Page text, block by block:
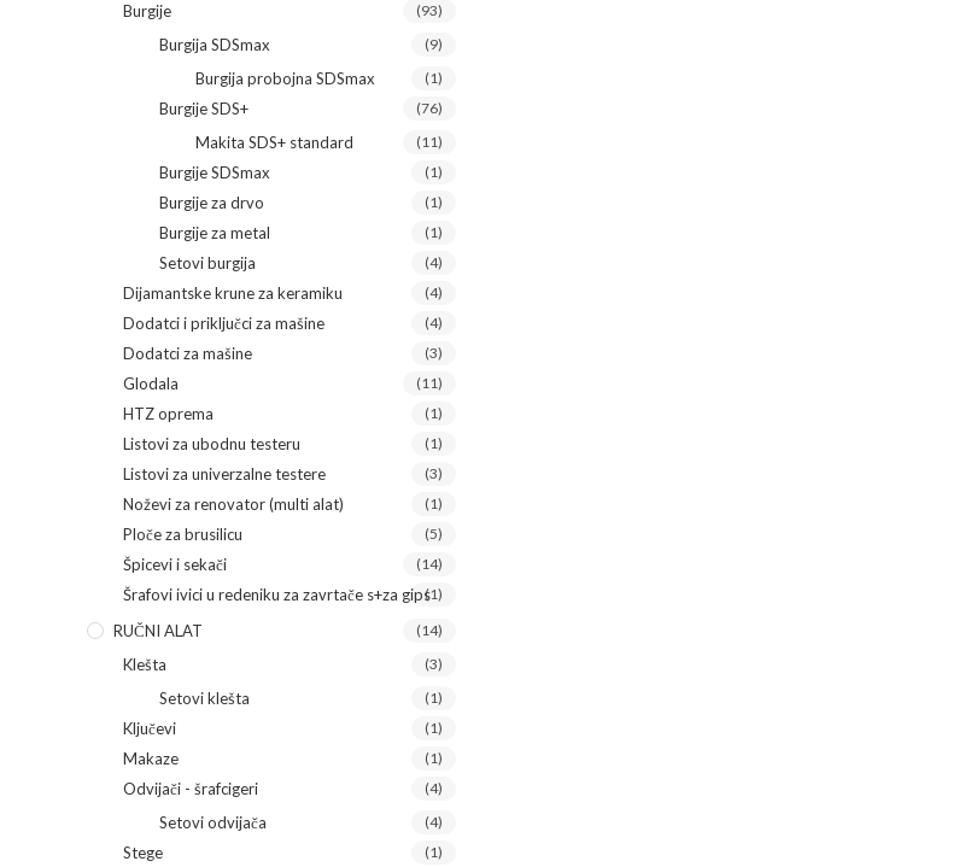
Burgije (93)
Burgija SDSmax (9)
Burgija probojna SDSmax (1)
Burgije SDS+ (76)
Makita SDS+ standard (11)
Burgije SDSmax (1)
Burgije za drvo (1)
Burgije za metal (1)
Setovi burgija (4)
Dijamantske krune za keramiku (4)
Dodatci i priključci za mašine (4)
Dodatci za mašine (3)
Glodala (11)
HTZ oprema (1)
Listovi za ubodnu testeru (1)
Listovi za univerzalne testere (3)
Noževi za renovator (multi alat) (1)
Ploče za brusilicu (5)
Špicevi i sekači (14)
Šrafovi ivici u redeniku za zavrtače s+za gips(1)
RUČNI ALAT (14)
Klešta (3)
Setovi klešta (1)
Ključevi (1)
Makaze (1)
Odvijači - šrafcigeri (4)
Setovi odvijača (4)
Stege (1)